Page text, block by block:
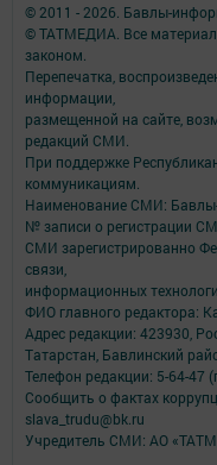
© 2011 - 2026. Бавлы-
© ТАТМЕДИА. Все
законом.
Перепечатка,
информации,
размещенной на сайте,
редакций СМИ.
При поддержке
коммуникациям.
Наименование СМИ:
№ записи о регистрации
СМИ зарегистрированно
связи,
информационных
ФИО главного редактора:
Адрес редакции: 423930,
Татарстан, Бавлинский
Телефон редакции: 5-64-47
Сообщить о фактах
slava_trudu@bk.ru
Учредитель СМИ: АО